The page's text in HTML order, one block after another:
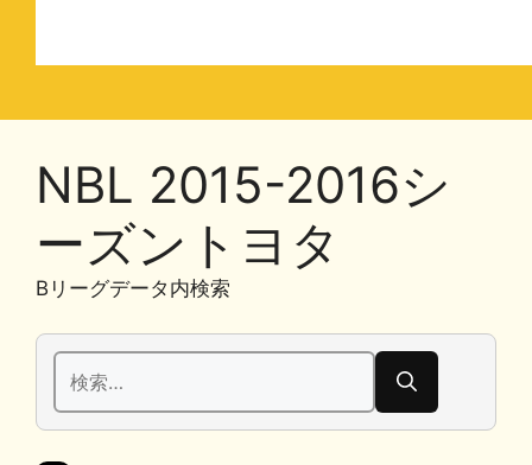
NBL 2015-2016シ
ーズントヨタ
Bリーグデータ内検索
検
索: